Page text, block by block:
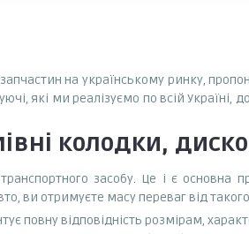
на українському ринку,
які ми реалізуємо по всій
колодки,
засобу. Це і є основна
ви отримуєте масу переваг від такого
повну відповідність розмірам,